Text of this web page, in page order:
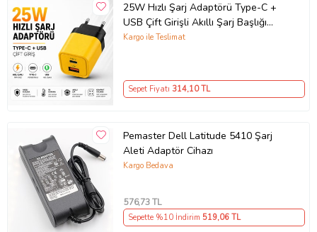
25W Hızlı Şarj Adaptörü Type-C +
USB Çift Girişli Akıllı Şarj Başlığı
Kompakt Tasarım
Kargo ile Teslimat
Sepet Fiyatı 314,10 TL
Pemaster Dell Latitude 5410 Şarj
Aleti Adaptör Cihazı
Kargo Bedava
576,73 TL
Sepette %10 İndirim 519,06 TL